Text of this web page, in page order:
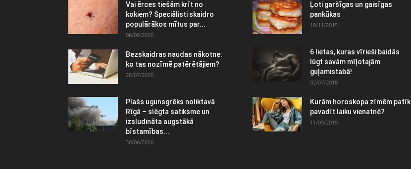
Vai ērces tiešām krīt no
kokiem? Speciālisti skaidro
populārākos mītus par...
06/08/2026
Bezskaidras naudas nākotne:
ko tas nozīmē patērētājiem?
28/07/2026
Plašs ugunsgrēks noliktavā
Rīgā – slēgta satiksme un
izsludināta augstākā
bīstamības...
30/06/2026
Ļoti garšīgas un gaisīgas
pankūkas
18/11/2015
6 lietas, kuras vīrieši baidās
lūgt savām mīļotajām
guļamistabā!
02/07/2018
Kurām horoskopa zīmēm patīk
pavadīt laiku vienatnē?
11/09/2019